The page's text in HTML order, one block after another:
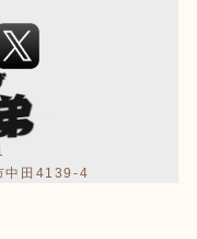
田4139-4